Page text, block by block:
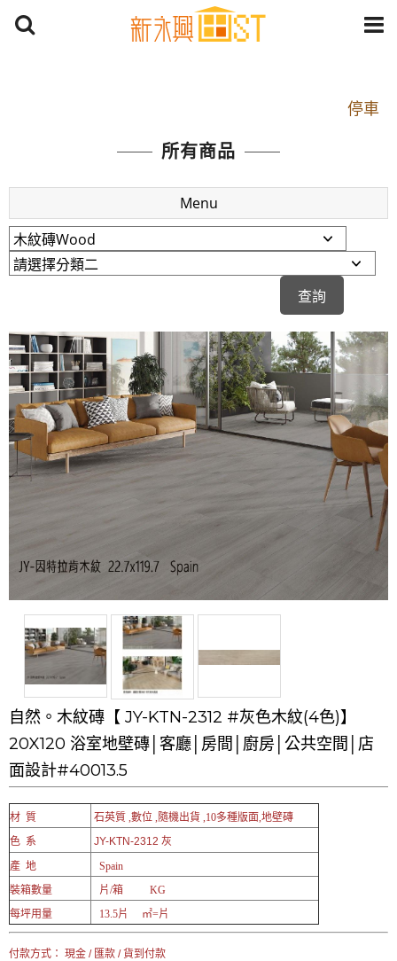
停車
捷運： 中和線【頂溪站 2 號出口】往中山路1段139
原Line已滿 無法加Line好友 請親愛的客戶加入
LINE官方帳號@a0975005573
開車：中山路1段 到永平路路口(樂華夜市口)門口可
停車
捷運： 中和線【頂溪站 2 號出口】往中山路1段139
號約10分鐘
原Line已滿 無法加Line好友 請親愛的客戶加入
LINE官方帳號@a0975005573
所有商品
Menu
自然。木紋磚【 JY-KTN-2312 #灰色木紋(4色)】
20X120 浴室地壁磚│客廳│房間│廚房│公共空間│店
面設計#40013.5
材 質
石英質 ,數位 ,隨機出貨 ,10多種版面,地壁磚
色 系
JY-KTN-2312 灰
產 地
Spain
裝箱數量
片/箱 KG
每坪用量
13.5片 ㎡=片
付款方式： 現金 / 匯款 / 貨到付款